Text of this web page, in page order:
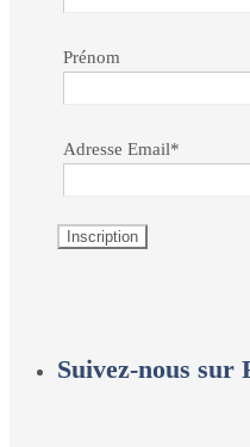
Prénom
Adresse Email*
Suivez-nous sur